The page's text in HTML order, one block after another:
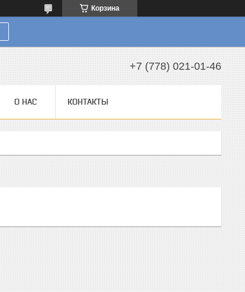
Корзина
+7 (778) 021-01-46
О НАС КОНТАКТЫ